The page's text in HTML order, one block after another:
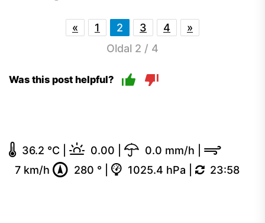
« 1 2 3 4
»
Oldal 2 / 4
Was this post helpful?
36.2 °C 0.00 0.0 mm/h
7 km/h
280 ° 1025.4 hPa 23:58